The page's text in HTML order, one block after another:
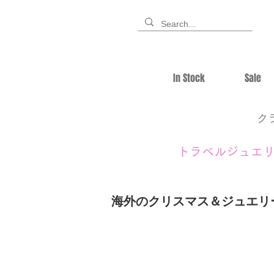
In Stock Sale
ク
トラベルジュエ
海外のクリスマス＆ジュエ